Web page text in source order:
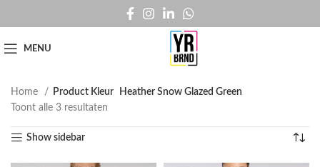
MENU
Home Product Kleur
Heather Snow Glazed Green
Toont alle 3 resultaten
Show sidebar